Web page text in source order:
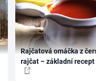
Rajčatová omáčka z
rajčat – základní recept